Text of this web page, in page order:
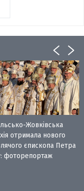
Жовківська
отримала нового
єпископа Петра
фоторепортаж